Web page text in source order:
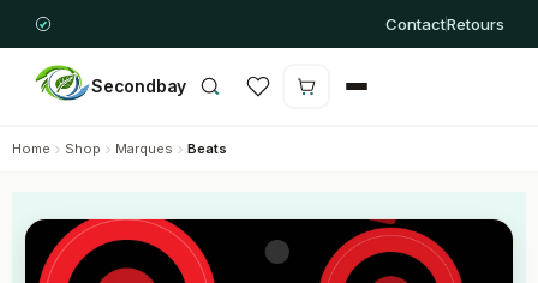
ContactRetours
Secondbay
Le panier est vide
Home Shop Marques Beats